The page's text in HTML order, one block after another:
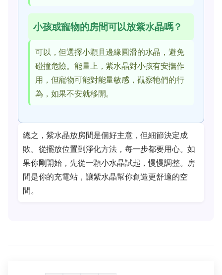
小孩或寵物的房間可以放紫水晶嗎？
可以，但選擇小顆且邊緣圓滑的水晶，避免
碰撞危險。能量上，紫水晶對小孩有安撫作
用，但寵物可能對能量敏感，觀察牠們的行
為，如果不安就移開。
總之，紫水晶放房間是個好主意，但細節決定成
敗。從擺放位置到淨化方法，每一步都要用心。如
果你剛開始，先從一顆小水晶試起，慢慢調整。房
間是你的充電站，讓紫水晶幫你創造更舒適的空
間。